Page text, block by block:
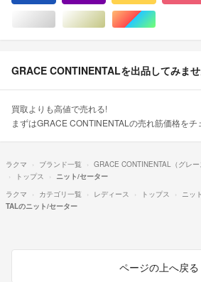
シルバー/銀色系ゴールド/金色系マルチカラ
GRACE CONTINENTALを出品してみま
買取よりも高値で売れる!
まずはGRACE CONTINENTALの売れ筋価格をチ
ラクマ ブランド一覧 GRACE CONTINENTAL（グレー
トップス
ニット/セーター
ラクマ
カテゴリ一覧 レディース トップス ニッ
TALのニット/セーター
ページの上へ戻る